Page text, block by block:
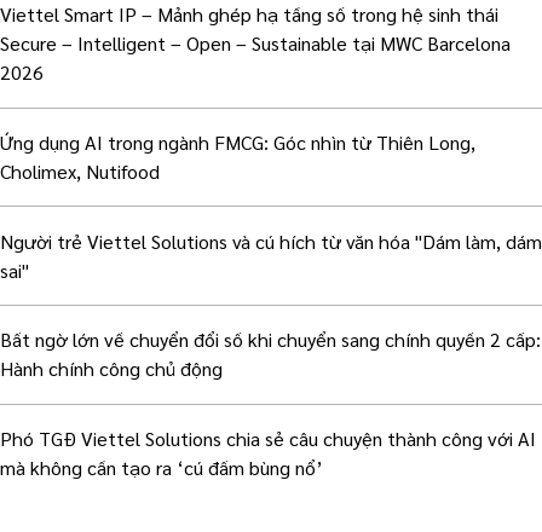
Viettel Smart IP – Mảnh ghép hạ tầng số trong hệ sinh thái
Secure – Intelligent – Open – Sustainable tại MWC Barcelona
2026
Ứng dụng AI trong ngành FMCG: Góc nhìn từ Thiên Long,
Cholimex, Nutifood
Người trẻ Viettel Solutions và cú hích từ văn hóa "Dám làm, dám
sai"
Bất ngờ lớn về chuyển đổi số khi chuyển sang chính quyền 2 cấp:
Hành chính công chủ động
Phó TGĐ Viettel Solutions chia sẻ câu chuyện thành công với AI
mà không cần tạo ra ‘cú đấm bùng nổ’